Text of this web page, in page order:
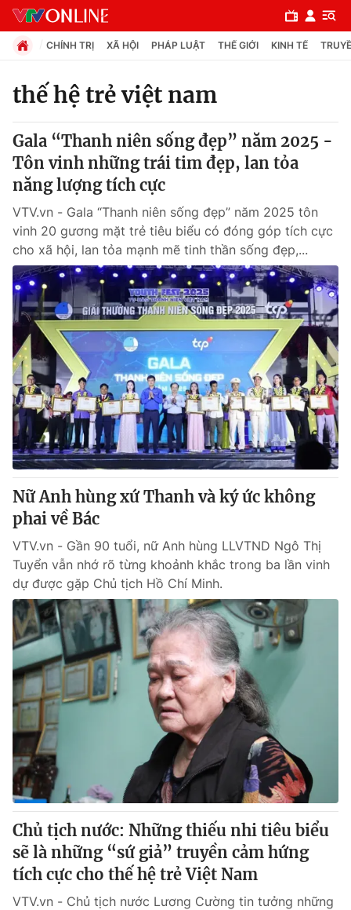
Chuyên mục
Chính trị
Pháp luật
Y tế
Thế giới
Tin tức
Thế giới đó đây
Câu chuyện quốc tế
Kinh tế
Tài chính
Thị trường
Góc doanh nghiệp
Dữ liệu và đời sống
Truyền hình
Phim VTV
Hậu trường
Nhân vật
Khán giả
Giải sao mai
Giải trí
Điện ảnh
Âm nhạc
Sao
Đời sống
Du lịch
Làm đẹp
Chất lượng cuộc sống
Giáo dục
Tuyển sinh
Học trực tuyến
Công nghệ
Hitech Công nghệ tương lai
Sản phẩm
Thị trường
Tư vấn
Giao lưu trực tuyến
Lịch phát sóng
Chuyên mục khác
Emagazine Podcast
Photo Infographic
CHÍNH TRỊ XÃ HỘI PHÁP LUẬT THẾ GIỚI KINH TẾ
thế hệ trẻ việt nam
Gala “Thanh niên sống đẹp” năm 2025 -
Tôn vinh những trái tim đẹp, lan tỏa
năng lượng tích cực
VTV.vn - Gala “Thanh niên sống đẹp” năm 2025 tôn
vinh 20 gương mặt trẻ tiêu biểu có đóng góp tích cực
cho xã hội, lan tỏa mạnh mẽ tinh thần sống đẹp,...
Nữ Anh hùng xứ Thanh và ký ức không
phai về Bác
VTV.vn - Gần 90 tuổi, nữ Anh hùng LLVTND Ngô Thị
Tuyển vẫn nhớ rõ từng khoảnh khắc trong ba lần vinh
dự được gặp Chủ tịch Hồ Chí Minh.
Chủ tịch nước: Những thiếu nhi tiêu biểu
sẽ là những “sứ giả” truyền cảm hứng
tích cực cho thế hệ trẻ Việt Nam
VTV.vn - Chủ tịch nước Lương Cường tin tưởng những